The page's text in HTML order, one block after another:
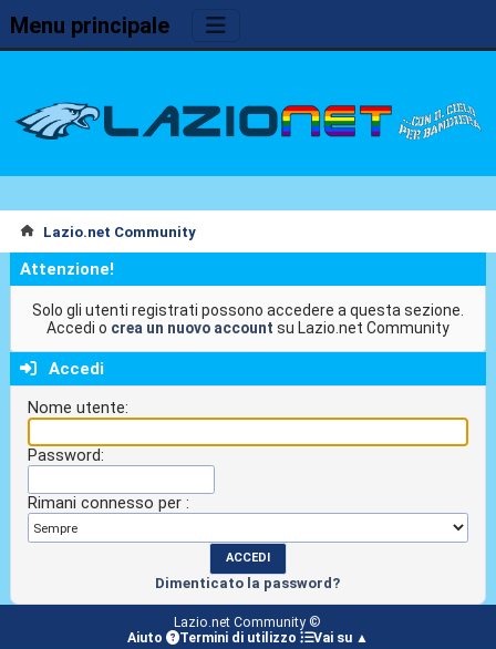
Menu principale
Lazio.net Community
Attenzione!
Solo gli utenti registrati possono accedere a questa sezione.
Accedi o crea un nuovo account su Lazio.net Community
Accedi
Nome utente:
Password:
Rimani connesso per :
Dimenticato la password?
Lazio.net Community ©
Aiuto
Termini di utilizzo Vai su ▲